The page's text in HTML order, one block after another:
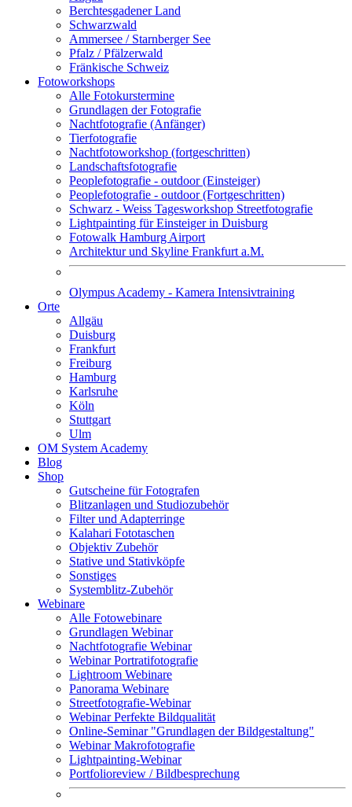
Berchtesgadener Land
Schwarzwald
Ammersee / Starnberger See
Pfalz / Pfälzerwald
Fränkische Schweiz
Fotoworkshops
Alle Fotokurstermine
Grundlagen der Fotografie
Nachtfotografie (Anfänger)
Tierfotografie
Nachtfotoworkshop (fortgeschritten)
Landschaftsfotografie
Peoplefotografie - outdoor (Einsteiger)
Peoplefotografie - outdoor (Fortgeschritten)
Schwarz - Weiss Tagesworkshop Streetfotografie
Lightpainting für Einsteiger in Duisburg
Fotowalk Hamburg Airport
Architektur und Skyline Frankfurt a.M.
Olympus Academy - Kamera Intensivtraining
Orte
Allgäu
Duisburg
Frankfurt
Freiburg
Hamburg
Karlsruhe
Köln
Stuttgart
Ulm
OM System Academy
Blog
Shop
Gutscheine für Fotografen
Blitzanlagen und Studiozubehör
Filter und Adapterringe
Kalahari Fototaschen
Objektiv Zubehör
Stative und Stativköpfe
Sonstiges
Systemblitz-Zubehör
Webinare
Alle Fotowebinare
Grundlagen Webinar
Nachtfotografie Webinar
Webinar Portratifotografie
Lightroom Webinare
Panorama Webinare
Streetfotografie-Webinar
Webinar Perfekte Bildqualität
Online-Seminar "Grundlagen der Bildgestaltung"
Webinar Makrofotografie
Lightpainting-Webinar
Portfolioreview / Bildbesprechung